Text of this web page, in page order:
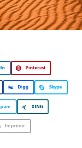
Pinterest
Digg Skype
XING
Imprimir